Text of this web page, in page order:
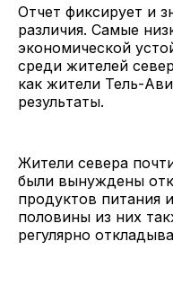
Отчет фиксирует и
различия. Самые
экономической
среди жителей
как жители Тель-
результаты.
Жители севера
были вынуждены
продуктов питания
половины из них
регулярно